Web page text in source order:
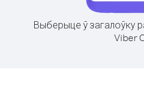
Выберыце ў загалоўку
Viber